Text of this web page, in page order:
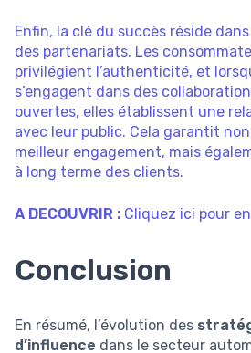
Enfin, la clé du succès réside dans
des partenariats. Les
privilégient l’authenticité, et
s’engagent dans des
ouvertes, elles établissent une
avec leur public. Cela garantit
meilleur engagement, mais
à long terme des clients.
A DECOUVRIR : Cliquez ici pour
Conclusion
En résumé, l’évolution des
d’influence dans le secteur